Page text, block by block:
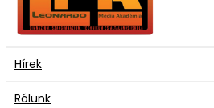
Hírek
Rólunk